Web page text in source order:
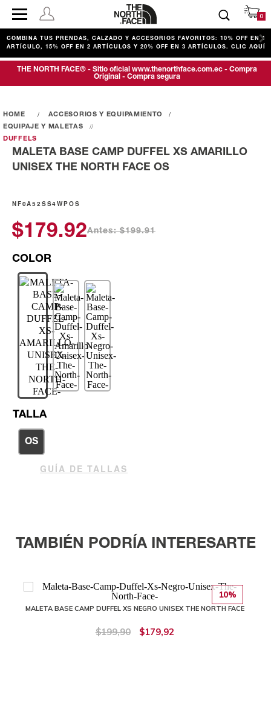
0
COMBINA TUS PRENDAS, CALZADO Y ACCESORIOS FAVORITOS: 10% OFF EN 1
ARTÍCULO, 15% OFF EN 2 ARTÍCULOS Y 20% OFF EN 3 ARTÍCULOS. CLIC AQUÍ
THE NORTH FACE® - Sitio oficial www.thenorthface.com.ec - Compra
Original - Compra segura
ACCESORIOS Y EQUIPAMIENTO
EQUIPAJE Y MALETAS
DUFFELS
MALETA BASE CAMP DUFFEL XS AMARILLO
UNISEX THE NORTH FACE OS
NF0A52SS4WPOS
$179.92Antes: $199.91
TALLA
OS
GUÍA DE TALLAS
TAMBIÉN PODRÍA INTERESARTE
10%
MALETA BASE CAMP DUFFEL XS NEGRO UNISEX THE NORTH FACE
$199,90 $179,92